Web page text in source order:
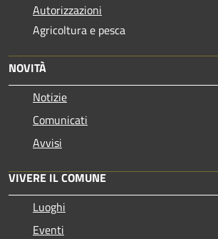
Autorizzazioni
Agricoltura e pesca
NOVITÀ
Notizie
Comunicati
Avvisi
VIVERE IL COMUNE
Luoghi
Eventi